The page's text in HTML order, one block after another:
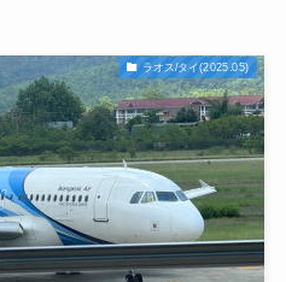
ラオス/タイ(2025.05)